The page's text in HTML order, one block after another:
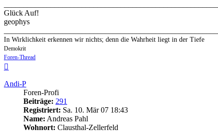
Glück Auf!
geophys
In Wirklichkeit erkennen wir nichts; denn die Wahrheit liegt in der Tiefe
Demokrit
Foren-Thread
Andi-P
Foren-Profi
Beiträge: 291
Registriert: Sa. 10. Mär 07 18:43
Name: Andreas Pahl
Wohnort: Clausthal-Zellerfeld